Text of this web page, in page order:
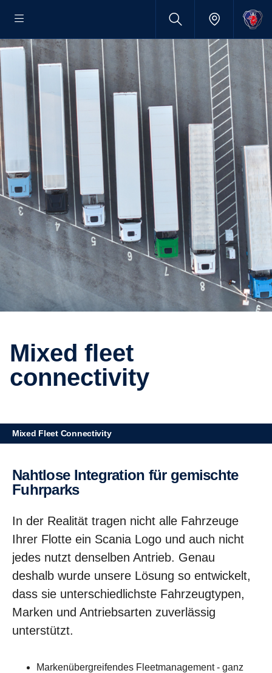
Mixed fleet
connectivity
Mixed Fleet Connectivity
Nahtlose Integration für gemischte
Fuhrparks
In der Realität tragen nicht alle Fahrzeuge
Ihrer Flotte ein Scania Logo und auch nicht
jedes nutzt denselben Antrieb. Genau
deshalb wurde unsere Lösung so entwickelt,
dass sie unterschiedlichste Fahrzeugtypen,
Marken und Antriebsarten zuverlässig
unterstützt.
Markenübergreifendes Fleetmanagement - ganz